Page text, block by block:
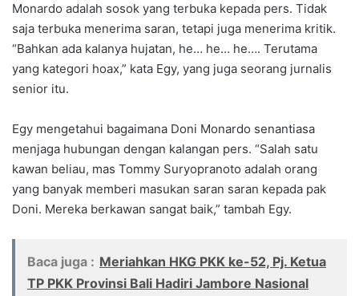
Monardo adalah sosok yang terbuka kepada pers. Tidak
saja terbuka menerima saran, tetapi juga menerima kritik.
“Bahkan ada kalanya hujatan, he… he… he…. Terutama
yang kategori hoax,” kata Egy, yang juga seorang jurnalis
senior itu.
Egy mengetahui bagaimana Doni Monardo senantiasa
menjaga hubungan dengan kalangan pers. “Salah satu
kawan beliau, mas Tommy Suryopranoto adalah orang
yang banyak memberi masukan saran saran kepada pak
Doni. Mereka berkawan sangat baik,” tambah Egy.
Baca juga : Meriahkan HKG PKK ke-52, Pj. Ketua
TP PKK Provinsi Bali Hadiri Jambore Nasional